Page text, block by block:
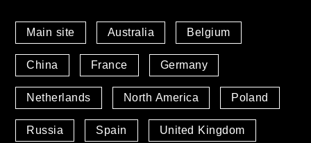
Main site Australia Belgium
China France Germany
Netherlands North America Poland
Russia Spain United Kingdom